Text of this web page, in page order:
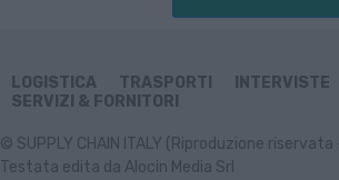
LOGISTICA TRASPORTI INTERVISTE
SERVIZI & FORNITORI
© SUPPLY CHAIN ITALY (Riproduzione riservata
Testata edita da Alocin Media Srl